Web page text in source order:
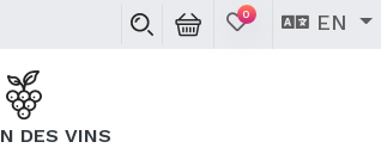
0 EN
DES VINS